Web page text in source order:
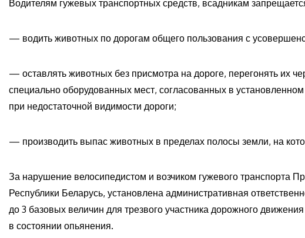
Водителям гужевых транспортных средств, всадникам
— водить животных по дорогам общего пользования с
— оставлять животных без присмотра на дороге, перегонять их
специально оборудованных мест, согласованных в
при недостаточной видимости дороги;
— производить выпас животных в пределах полосы земли, на
За нарушение велосипедистом и возчиком гужевого транспорта
Республики Беларусь, установлена административная
до 3 базовых величин для трезвого участника дорожного
в состоянии опьянения.